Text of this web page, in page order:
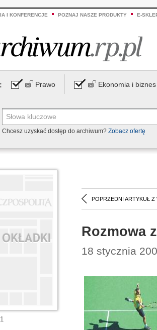
I KONFERENCJE POZNAJ NASZE PRODUKTY E-
Prawo Ekonomia i biznes
Chcesz uzyskać dostęp do archiwum? Zobacz ofertę
POPRZEDNI ARTYKUŁ Z
Rozmowa
18 stycznia